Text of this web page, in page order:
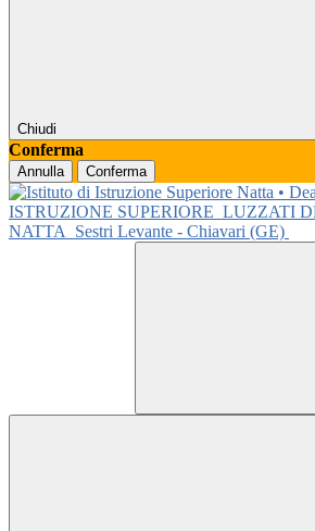
Chiudi
Conferma
Annulla Conferma
ISTRUZIONE SUPERIORE LUZZATI
NATTA
Sestri Levante - Chiavari (GE)